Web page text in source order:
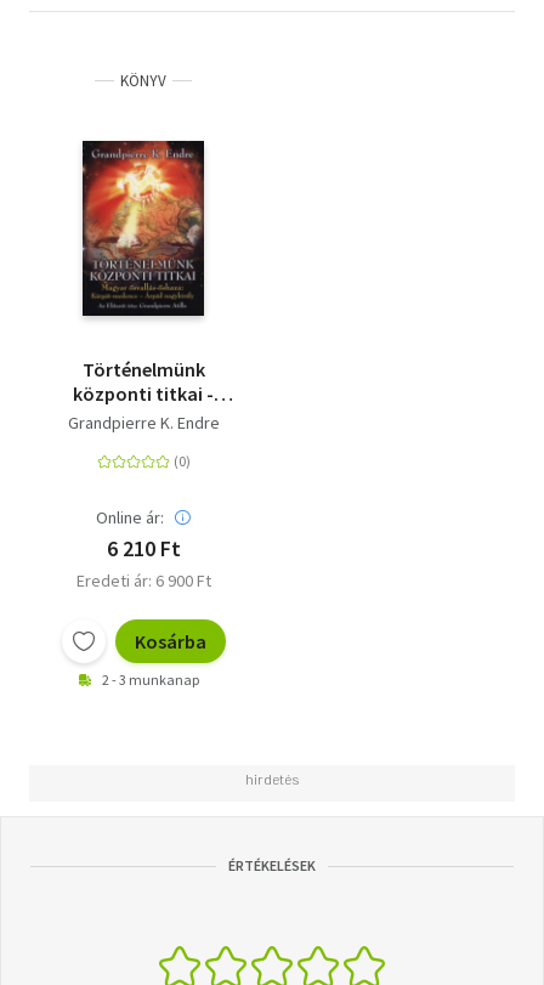
KÖNYV
Történelmünk
központi titkai -
Magyar ősvallás-
medence - Árpád
Grandpierre K. Endre
Online ár:
6 210 Ft
Eredeti ár: 6 900 Ft
Kosárba
2 - 3 munkanap
ÉRTÉKELÉSEK